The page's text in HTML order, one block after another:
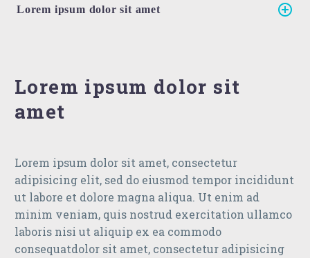
Lorem ipsum dolor sit amet
Lorem ipsum dolor sit
amet
Lorem ipsum dolor sit amet, consectetur
adipisicing elit, sed do eiusmod tempor incididunt
ut labore et dolore magna aliqua. Ut enim ad
minim veniam, quis nostrud exercitation ullamco
laboris nisi ut aliquip ex ea commodo
consequatdolor sit amet, consectetur adipisicing